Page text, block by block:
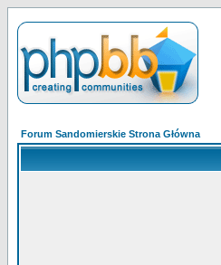
Forum Sandomierskie Strona Główna